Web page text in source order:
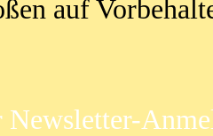
auf
Newsletter-